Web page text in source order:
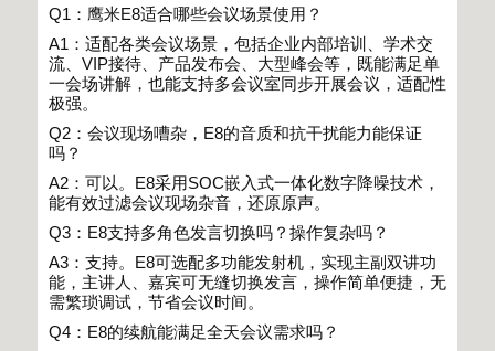
Q1 ：鹰米E8适合哪些会议场景使用？
A1 ：适配各类会议场景，包括企业内部培训、学术交
流、 VIP接待、产品发布会、大型峰会等，既能满足单
一会场讲解，也能支持多会议室同步开展会议，适配性
极强。
Q2 ：会议现场嘈杂， E8的音质和抗干扰能力能保证
吗？
A2 ：可以。 E8采用SOC嵌入式一体化数字降噪技术，
能有效过滤会议现场杂音，还原原声。
Q3 ： E8支持多角色发言切换吗？操作复杂吗？
A3 ：支持。 E8可选配多功能发射机，实现主副双讲功
能，主讲人、嘉宾可无缝切换发言，操作简单便捷，无
需繁琐调试，节省会议时间。
Q4 ： E8的续航能满足全天会议需求吗？